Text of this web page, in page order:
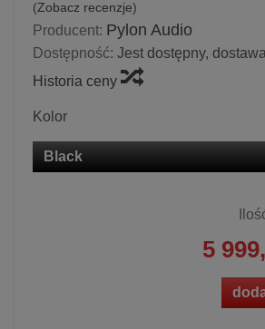
(Zobacz recenzje)
Producent: Pylon Audio
Dostępność: Jest dostępny,
Historia ceny
Kolor
Black
5